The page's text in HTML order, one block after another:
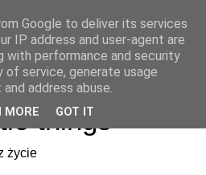
things
życie
things
życie
Google to deliver its services
IP address and user-agent are
with performance and security
service, generate usage
address abuse.
MORE GOT IT